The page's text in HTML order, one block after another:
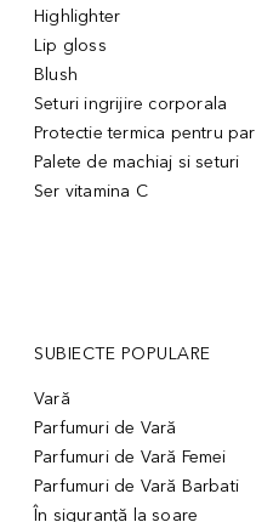
Highlighter
Lip gloss
Blush
Seturi ingrijire corporala
Protectie termica pentru par
Palete de machiaj si seturi
Ser vitamina C
SUBIECTE POPULARE
Vară
Parfumuri de Vară
Parfumuri de Vară Femei
Parfumuri de Vară Barbati
În siguranță la soare